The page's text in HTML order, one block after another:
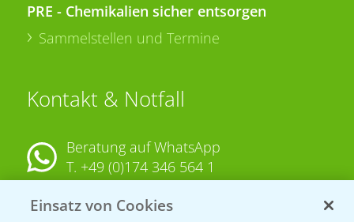
PRE - Chemikalien sicher entsorgen
Sammelstellen und Termine
Kontakt & Notfall
Beratung auf WhatsApp
T. +49 (0)174 346 564 1
KONTAKT
Einsatz von Cookies